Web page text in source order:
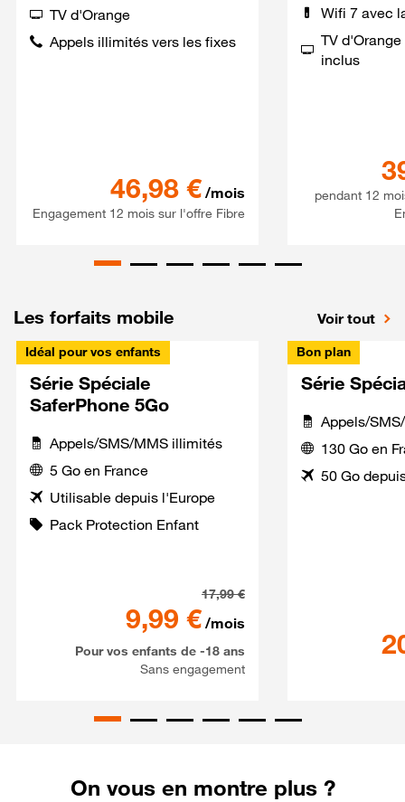
TV d'Orange
Appels illimités vers les fixes
Série spéciale 120Go 5G
46,98 € /mois
Engagement 12 mois sur l'offre Fibre
Wifi 7 avec
TV
inclus
pendant 12
Les forfaits mobile Voir tout
Idéal pour vos enfants
Série Spéciale
SaferPhone 5Go
Appels/SMS/MMS illimités
5 Go en France
Utilisable depuis l'Europe
Pack Protection Enfant
17,99€
9,99 € /mois
Pour vos enfants de -18 ans
Sans engagement
Bon plan
Série
Appels/
130 Go en
50 Go
On vous en montre plus ?